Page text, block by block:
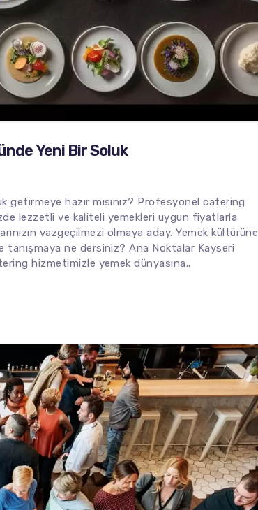
Yeni Bir Soluk
hazır mısınız? Profesyonel catering
lezzetli ve kaliteli yemekleri uygun fiyatlarla
vazgeçilmezi olmaya aday. Yemek kültürüne
tanışmaya ne dersiniz? Ana Noktalar Kayseri
hizmetimizle yemek dünyasına..